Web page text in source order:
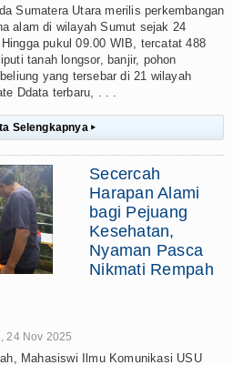
Sumatera Utara merilis perkembangan
alam di wilayah Sumut sejak 24
pukul 09.00 WIB, tercatat 488
tanah longsor, banjir, pohon
yang tersebar di 21 wilayah
Ddata terbaru, . . .
Selengkapnya ▸
Secercah
Harapan Alami
bagi Pejuang
Kesehatan,
Nyaman Pasca
Nikmati Rempah
24 Nov 2025
Mahasiswi Ilmu Komunikasi USU